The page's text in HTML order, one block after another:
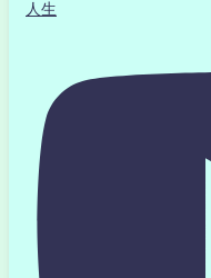
人生